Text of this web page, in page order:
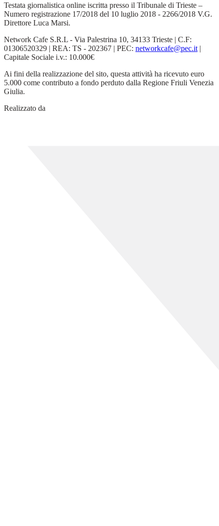
Testata giornalistica online iscritta presso il Tribunale di Trieste –
Numero registrazione 17/2018 del 10 luglio 2018 - 2266/2018 V.G.
Direttore Luca Marsi.
Network Cafe S.R.L - Via Palestrina 10, 34133 Trieste | C.F:
01306520329 | REA: TS - 202367 | PEC: networkcafe@pec.it |
Capitale Sociale i.v.: 10.000€
Ai fini della realizzazione del sito, questa attività ha ricevuto euro
5.000 come contributo a fondo perduto dalla Regione Friuli Venezia
Giulia.
Realizzato da